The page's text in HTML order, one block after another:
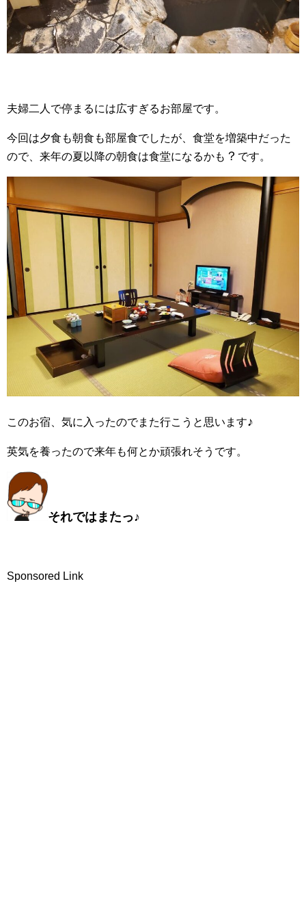
夫婦二人で停まるには広すぎるお部屋です。
今回は夕食も朝食も部屋食でしたが、食堂を増築中だった
ので、来年の夏以降の朝食は食堂になるかも ？ です。
このお宿、気に入ったのでまた行こうと思います♪
英気を養ったので来年も何とか頑張れそうです。
それではまたっ♪
Sponsored Link